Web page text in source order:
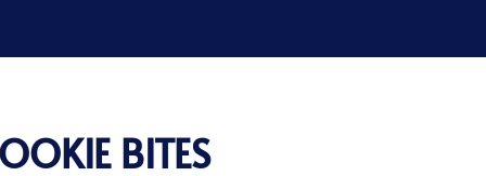
BITES